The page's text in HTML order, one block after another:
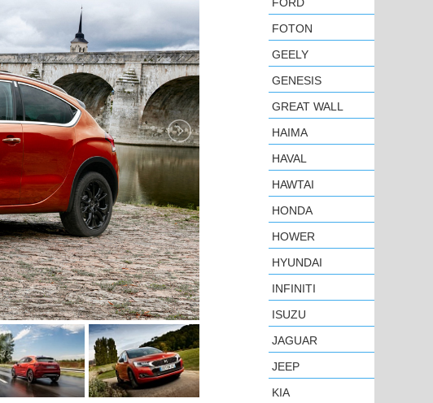
FOTON
GEELY
GENESIS
GREAT WALL
HAIMA
HAVAL
HAWTAI
HONDA
HOWER
HYUNDAI
INFINITI
ISUZU
JAGUAR
JEEP
KIA